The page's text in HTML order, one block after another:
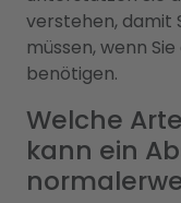
verstehen, damit
müssen, wenn
benötigen.
Welche
kann ein